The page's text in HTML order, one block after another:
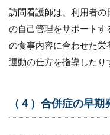
訪問看護師は、利用者
の自己管理をサポート
の食事内容に合わせた
運動の仕方を指導したり
（４）合併症の早